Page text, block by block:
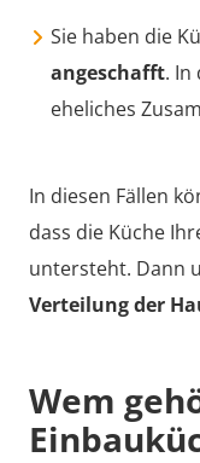
Sie haben die
angeschafft. In
eheliches
In diesen Fällen
dass die Küche
untersteht. Dann
Verteilung der
Wem